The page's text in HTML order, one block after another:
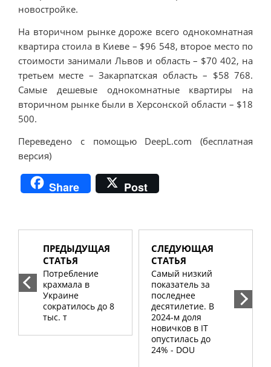
новостройке.
На вторичном рынке дороже всего однокомнатная
квартира стоила в Киеве – $96 548, второе место по
стоимости занимали Львов и область – $70 402, на
третьем месте – Закарпатская область – $58 768.
Самые дешевые однокомнатные квартиры на
вторичном рынке были в Херсонской области – $18
500.
Переведено с помощью DeepL.com (бесплатная
версия)
Share Post
ПРЕДЫДУЩАЯ
СТАТЬЯ
Потребление
крахмала в
Украине
сократилось до 8
тыс. т
СЛЕДУЮЩАЯ
СТАТЬЯ
Самый низкий
показатель за
последнее
десятилетие. В
2024-м доля
новичков в ІТ
опустилась до
24% - DOU